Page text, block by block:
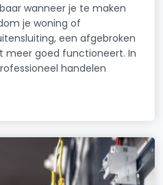
wanneer je te maken
je woning of
een afgebroken
meer goed functioneert. In
handelen